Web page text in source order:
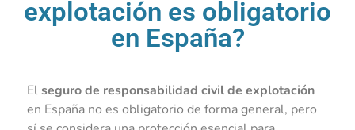
explotación es obligatorio
en España?
Elseguro de responsabilidad civil de explotación
en España no es obligatorio de forma general, pero